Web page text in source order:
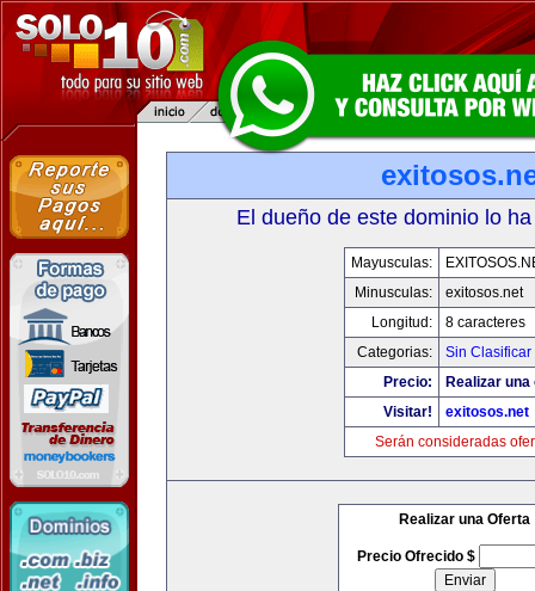
El dueño de este dominio lo
Mayusculas:
Minusculas:
exitosos.net
Longitud:
8 caracteres
Categorias:
Sin Clasificar
Precio:
Realizar
Visitar!
exitosos.net
Serán consideradas
Realizar una Oferta
Precio Ofrecido $